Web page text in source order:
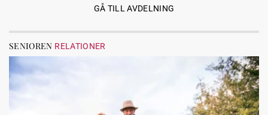
GÅ TILL AVDELNING
SENIOREN RELATIONER